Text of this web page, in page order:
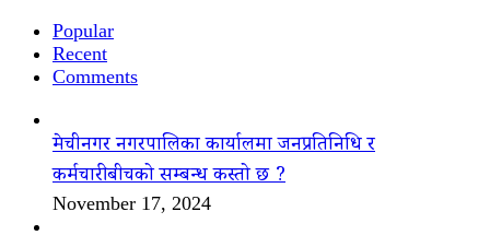
Popular
Recent
Comments
मेचीनगर नगरपालिका कार्यालमा जनप्रतिनिधि र
कर्मचारीबीचको सम्बन्ध कस्तो छ ?
November 17, 2024